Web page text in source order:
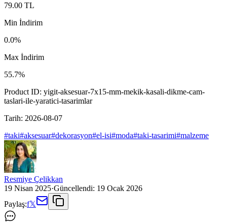
79.00 TL
Min İndirim
0.0%
Max İndirim
55.7%
Product ID: yigit-aksesuar-7x15-mm-mekik-kasali-dikme-cam-
taslari-ile-yaratici-tasarimlar
Tarih: 2026-08-07
#taki#aksesuar#dekorasyon#el-isi#moda#taki-tasarimi#malzeme
Resmiye Çelikkan
19 Nisan 2025·Güncellendi: 19 Ocak 2026
Paylaş:f𝕏